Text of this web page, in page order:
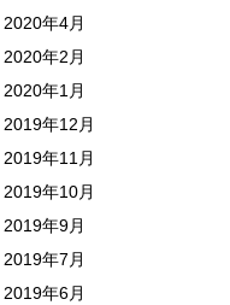
2020年4月
2020年2月
2020年1月
2019年12月
2019年11月
2019年10月
2019年9月
2019年7月
2019年6月